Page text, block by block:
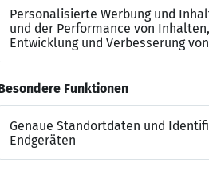
Logistik oder
und
sowie ausgeprägtes
und sicheres Auftreten